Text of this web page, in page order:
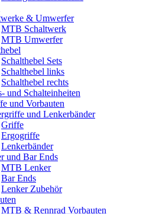
& Umwerfer
MTB Schaltwerk
MTB Umwerfer
Schalthebel Sets
Schalthebel links
Schalthebel rechts
und Schalteinheiten
und Vorbauten
und Lenkerbänder
Griffe
Ergogriffe
Lenkerbänder
und Bar Ends
MTB Lenker
Bar Ends
Lenker Zubehör
MTB & Rennrad Vorbauten